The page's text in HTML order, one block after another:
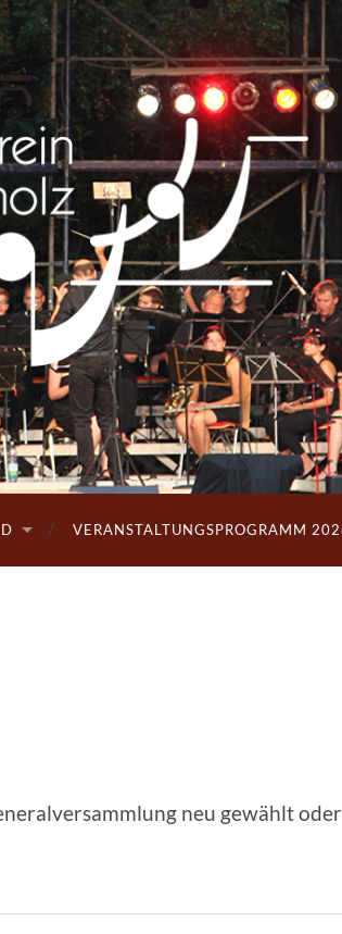
Musikverein
Buchholz
VERANSTALTUNGSPROGRAMM
neu gewählt